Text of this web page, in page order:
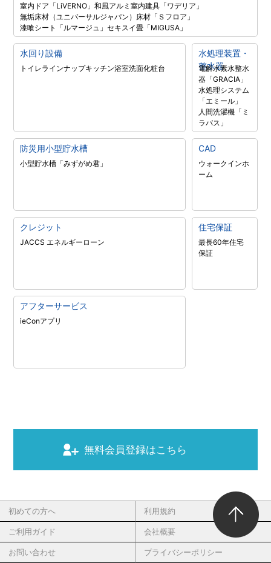
室内ドア「LiVERNO」和風アルミ室内建具「ワデリア」
無垢床材（ユニバーサルジャパン） 床材「Ｓフロア」
漆喰シート「ルマージュ」セキスイ畳「MIGUSA」
水回り設備
トイレラインナップキッチン浴室洗面化粧台
水処理装置・
整水器
電解水素水整水
器「GRACIA」
水処理システム
「エミール」
人間洗濯機「ミ
ラバス」
防災用小型貯水槽
小型貯水槽「みずがめ君」
CAD
ウォークインホ
ーム
クレジット
JACCS エネルギーローン
住宅保証
最長60年住宅
保証
アフターサービス
ieConアプリ
無料会員登録はこちら
初めての方へ 利用規約
ご利用ガイド 会社概要
お問い合わせ プライバシーポリシー